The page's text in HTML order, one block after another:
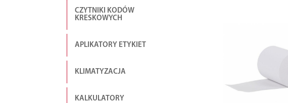
CZYTNIKI KODÓW
KRESKOWYCH
APLIKATORY ETYKIET
KLIMATYZACJA
KALKULATORY